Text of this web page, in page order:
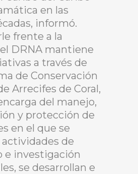
en las
informó.
frente a la
DRNA mantiene
a través de
de Conservación
Arrecifes de Coral,
del manejo,
y protección de
en el que se
de
e investigación
se desarrollan e